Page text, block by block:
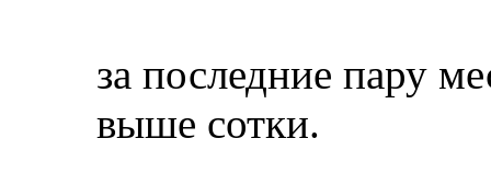
за последние пару
выше сотки.